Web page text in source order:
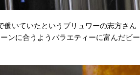
いていたというブリュワーの志方さん
ンに合うようバラエティーに富んだビー